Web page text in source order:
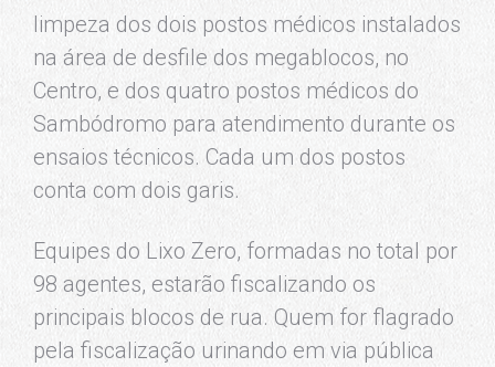
limpeza dos dois postos médicos instalados
na área de desfile dos megablocos, no
Centro, e dos quatro postos médicos do
Sambódromo para atendimento durante os
ensaios técnicos. Cada um dos postos
conta com dois garis.
Equipes do Lixo Zero, formadas no total por
98 agentes, estarão fiscalizando os
principais blocos de rua. Quem for flagrado
pela fiscalização urinando em via pública